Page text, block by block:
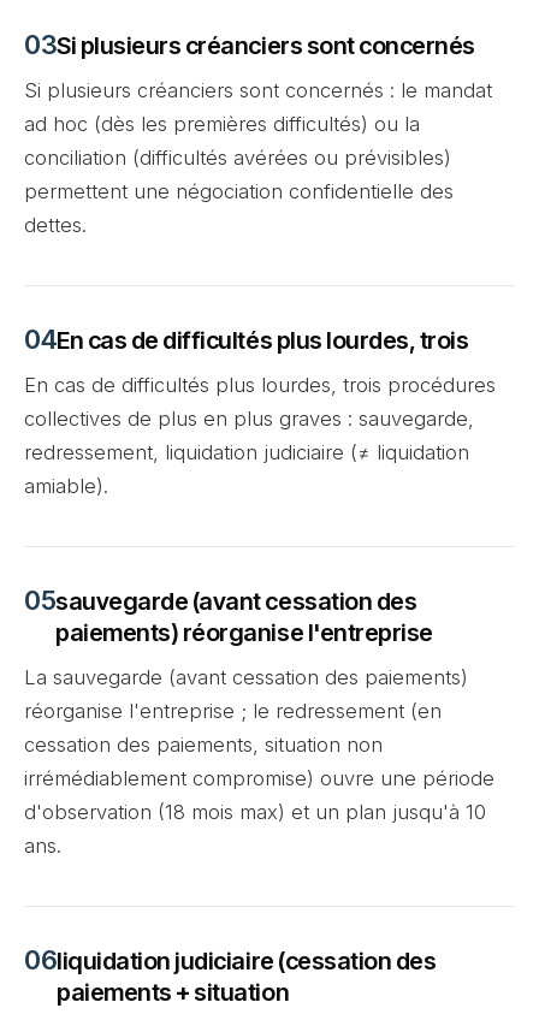
Si plusieurs créanciers sont concernés
Si plusieurs créanciers sont concernés : le mandat
ad hoc (dès les premières difficultés) ou la
conciliation (difficultés avérées ou prévisibles)
permettent une négociation confidentielle des
dettes.
En cas de difficultés plus lourdes, trois
En cas de difficultés plus lourdes, trois procédures
collectives de plus en plus graves : sauvegarde,
redressement, liquidation judiciaire (≠ liquidation
amiable).
sauvegarde (avant cessation des
paiements) réorganise l'entreprise
La sauvegarde (avant cessation des paiements)
réorganise l'entreprise ; le redressement (en
cessation des paiements, situation non
irrémédiablement compromise) ouvre une période
d'observation (18 mois max) et un plan jusqu'à 10
ans.
liquidation judiciaire (cessation des
paiements + situation